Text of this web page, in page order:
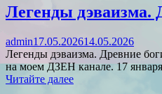
Легенды дэваизма.
admin17.05.202614.05.2026
Легенды дэваизма. Древние
на моем ДЗЕН канале. 17
Читайте далее